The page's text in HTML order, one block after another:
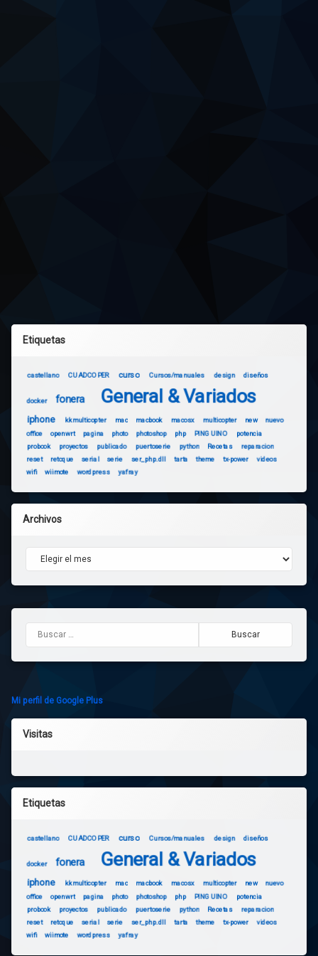
Etiquetas
castellano CUADCOPER curso Cursos/manuales design diseños
docker fonera General & Variados
iphone kkmulticopter mac macbook macosx multicopter new
nuevo
office
openwrt pagina photo photoshop php PINGUINO
potencia
probook
proyectos publicado puertoserie python Recetas
reparacion
reset
retoque serial serie ser_php.dll tarta theme tx-power
videos
wifi
wiimote wordpress yafray
Archivos
Archivos
Mi perfil de Google Plus
Visitas
Etiquetas
castellano CUADCOPER curso Cursos/manuales design diseños
docker fonera General & Variados
iphone kkmulticopter mac macbook macosx multicopter new
nuevo
office
openwrt pagina photo photoshop php PINGUINO
potencia
probook
proyectos publicado puertoserie python Recetas
reparacion
reset
retoque serial serie ser_php.dll tarta theme tx-power
videos
wifi
wiimote wordpress yafray